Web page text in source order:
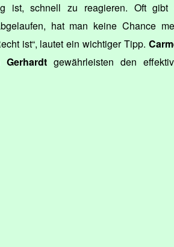
ist, schnell zu reagieren. Oft gibt
hat man keine Chance
ist“, lautet ein wichtiger Tipp.
Gerhardt gewährleisten den